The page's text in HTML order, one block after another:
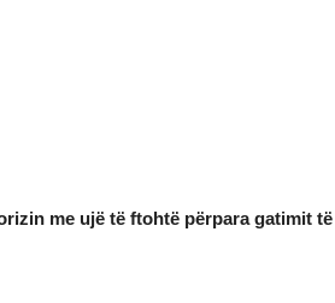
me ujë të ftohtë përpara gatimit të